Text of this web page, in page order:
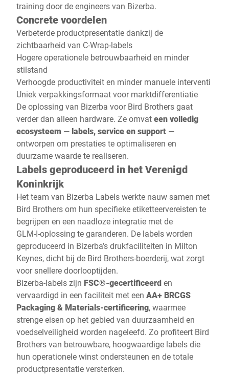
training door de engineers van Bizerba.
Concrete voordelen
Verbeterde productpresentatie dankzij de
zichtbaarheid van C‑Wrap‑labels
Hogere operationele betrouwbaarheid en minder
stilstand
Verhoogde productiviteit en minder manuele interventi
Uniek verpakkingsformaat voor marktdifferentiatie
De oplossing van Bizerba voor Bird Brothers gaat
verder dan alleen hardware. Ze omvateen volledig
ecosysteem — labels, service en support —
ontworpen om prestaties te optimaliseren en
duurzame waarde te realiseren.
Labels geproduceerd in hetVerenigd
Koninkrijk
Het team van Bizerba Labels werkte nauw samen met
Bird Brothers om hun specifieke etiketteervereisten te
begrijpen en een naadloze integratie met de
GLM‑I‑oplossing te garanderen. De labels worden
geproduceerd in Bizerba’s drukfaciliteiten in Milton
Keynes, dicht bij de Bird Brothers‑boerderij, wat zorgt
voor snellere doorlooptijden.
Bizerba‑labels zijn FSC®‑gecertificeerden
vervaardigd in een faciliteit met een AA+ BRCGS
Packaging & Materials‑certificering, waarmee
strenge eisen op het gebied van duurzaamheid en
voedselveiligheid worden nageleefd. Zo profiteert Bird
Brothers van betrouwbare, hoogwaardige labels die
hun operationele winst ondersteunen en de totale
productpresentatie versterken.